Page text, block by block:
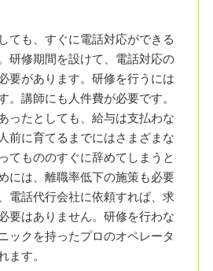
ても、すぐに電話対応ができる
研修期間を設けて、電話対応の
要があります。研修を行うには
。講師にも人件費が必要です。
ったとしても、給与は支払わな
前に育てるまでにはさまざまな
てもののすぐに辞めてしまうと
には、離職率低下の施策も必要
電話代行会社に依頼すれば、求
要はありません。研修を行わな
ックを持ったプロのオペレータ
ます。